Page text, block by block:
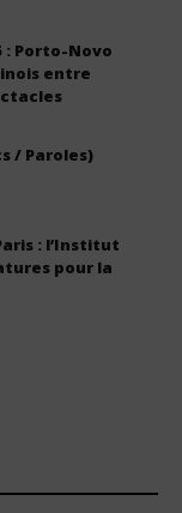
: Porto-Novo
entre
/ Paroles)
: l’Institut
pour la